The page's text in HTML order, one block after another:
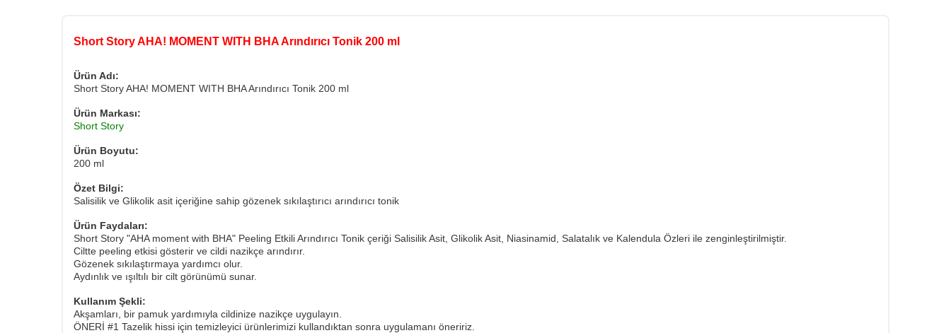
Short Story AHA! MOMENT WITH BHA Arındırıcı Tonik 200 ml
Ürün Adı:
Short Story AHA! MOMENT WITH BHA Arındırıcı Tonik 200 ml
Ürün Markası:
Short Story
Ürün Boyutu:
200 ml
Özet Bilgi:
Salisilik ve Glikolik asit içeriğine sahip gözenek sıkılaştırıcı arındırıcı tonik
Ürün Faydaları:
Short Story "AHA moment with BHA" Peeling Etkili Arındırıcı Tonik çeriği Salisilik Asit, Glikolik Asit, Niasinamid, Salatalık ve Kalendula Özleri ile zenginleştirilmiştir.
Ciltte peeling etkisi gösterir ve cildi nazikçe arındırır.
Gözenek sıkılaştırmaya yardımcı olur.
Aydınlık ve ışıltılı bir cilt görünümü sunar.
Kullanım Şekli:
Akşamları, bir pamuk yardımıyla cildinize nazikçe uygulayın.
ÖNERİ #1 Tazelik hissi için temizleyici ürünlerimizi kullandıktan sonra uygulamanı öneririz.